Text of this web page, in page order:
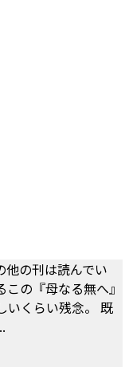
他の刊は読んでい
の『母なる無へ』
いくらい残念。 既